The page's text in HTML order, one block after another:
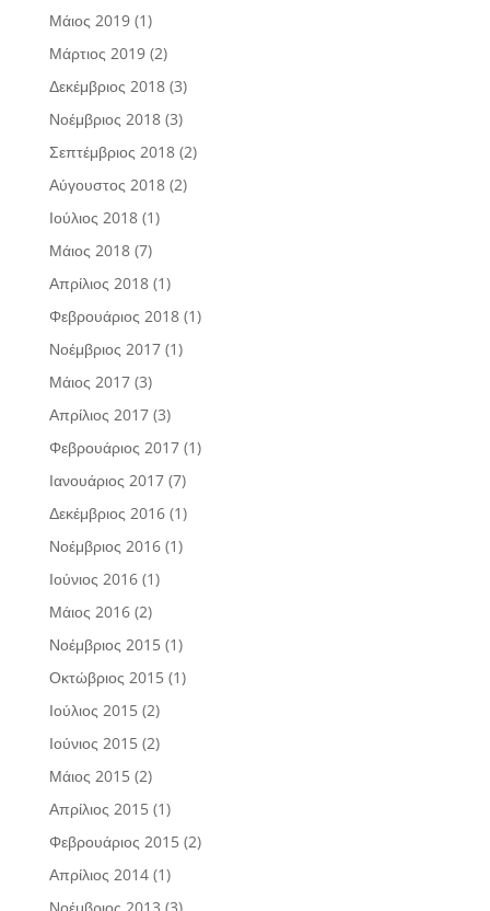
Μάιος 2019(1)
Μάρτιος 2019(2)
Δεκέμβριος 2018(3)
Νοέμβριος 2018(3)
Σεπτέμβριος 2018(2)
Αύγουστος 2018(2)
Ιούλιος 2018(1)
Μάιος 2018(7)
Απρίλιος 2018(1)
Φεβρουάριος 2018(1)
Νοέμβριος 2017(1)
Μάιος 2017(3)
Απρίλιος 2017(3)
Φεβρουάριος 2017(1)
Ιανουάριος 2017(7)
Δεκέμβριος 2016(1)
Νοέμβριος 2016(1)
Ιούνιος 2016(1)
Μάιος 2016(2)
Νοέμβριος 2015(1)
Οκτώβριος 2015(1)
Ιούλιος 2015(2)
Ιούνιος 2015(2)
Μάιος 2015(2)
Απρίλιος 2015(1)
Φεβρουάριος 2015(2)
Απρίλιος 2014(1)